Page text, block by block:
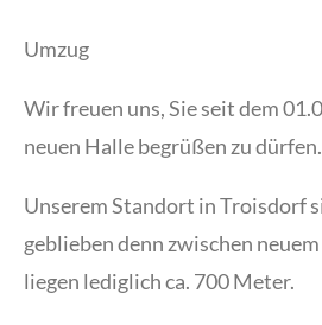
Umzug
Wir freuen uns, Sie seit dem
neuen Halle begrüßen zu dürfen.
Unserem Standort in Troisdorf
geblieben denn zwischen
liegen lediglich ca. 700 Meter.